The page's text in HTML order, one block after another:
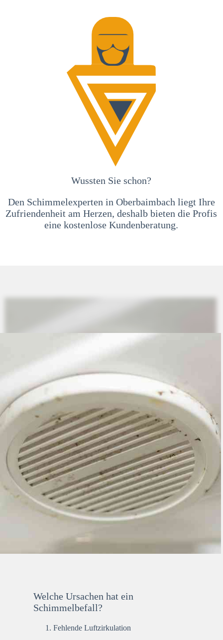
Wussten Sie schon?
Den Schimmelexperten in Oberbaimbach liegt Ihre
Zufriendenheit am Herzen, deshalb bieten die Profis
eine kostenlose Kundenberatung.
Welche Ursachen hat ein
Schimmelbefall?
Fehlende Luftzirkulation